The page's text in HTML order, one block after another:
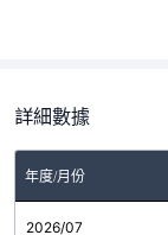
詳細數據
年度/月份
2026/07